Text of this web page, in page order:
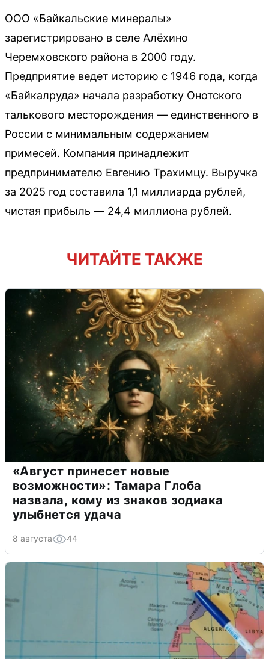
ООО «Байкальские минералы»
зарегистрировано в селе Алёхино
Черемховского района в 2000 году.
Предприятие ведет историю с 1946 года, когда
«Байкалруда» начала разработку Онотского
талькового месторождения — единственного в
России с минимальным содержанием
примесей. Компания принадлежит
предпринимателю Евгению Трахимцу. Выручка
за 2025 год составила 1,1 миллиарда рублей,
чистая прибыль — 24,4 миллиона рублей.
ЧИТАЙТЕ ТАКЖЕ
«Август принесет новые
возможности»: Тамара Глоба
назвала, кому из знаков зодиака
улыбнется удача
8 августа 44